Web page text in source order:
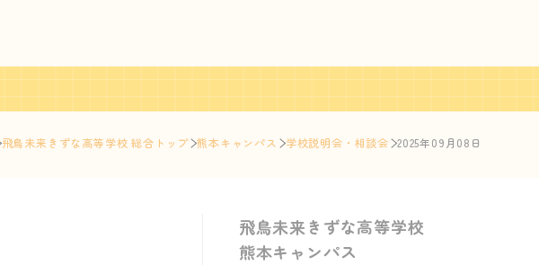
飛鳥未来きずな高等学校 総合トップ 熊本キャンパス 学校説明会・相談会 2025年09月08日
飛鳥未来きずな高等学校
熊本キャンパス